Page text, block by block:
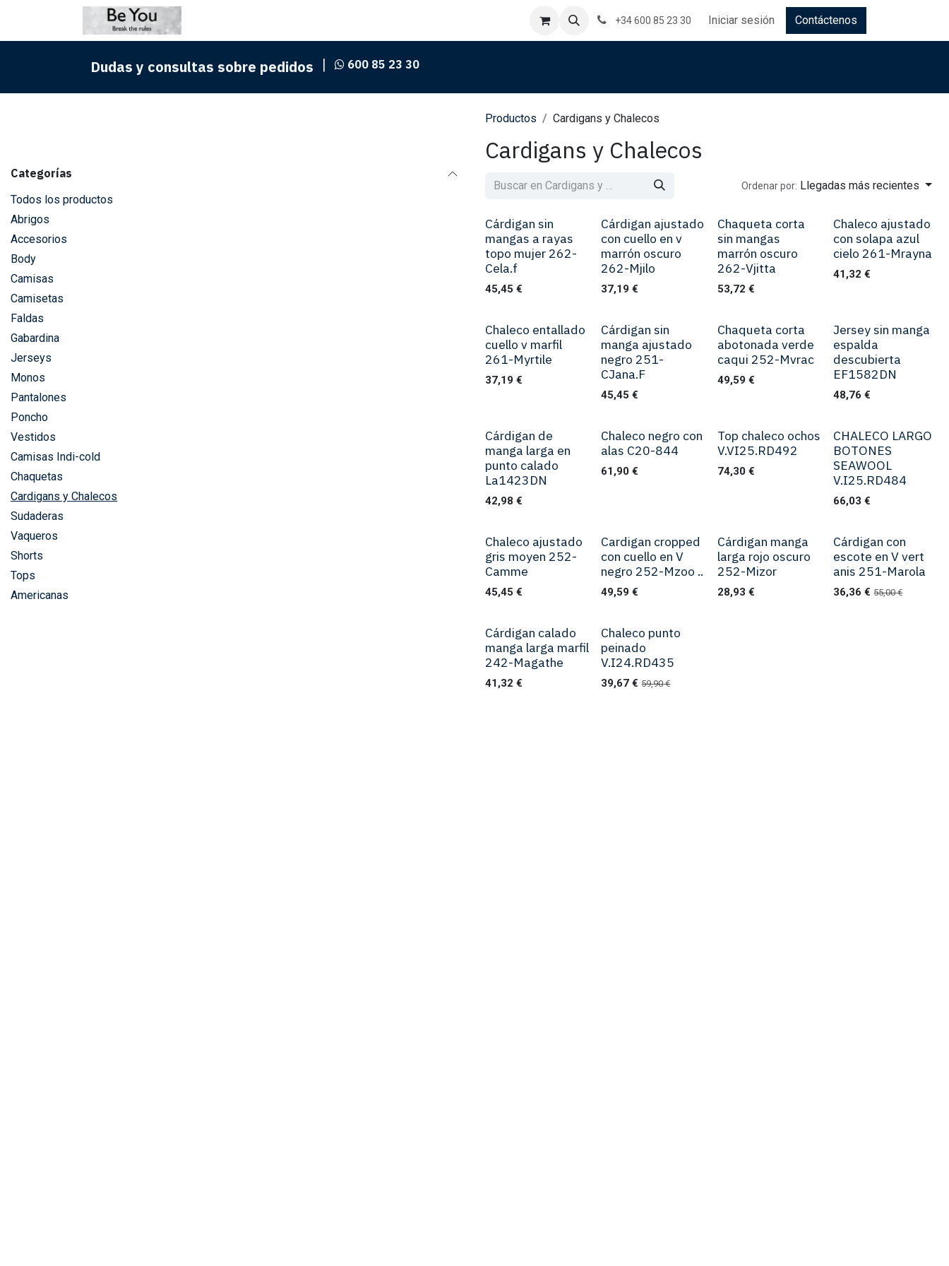
+34 600 85 23 30 Iniciar sesión Contáctenos
Dudas y consultas sobre pedidos | 600 85 23 30
Categorías
Todos los productos
Abrigos
Accesorios
Body
Camisas
Camisetas
Faldas
Gabardina
Jerseys
Monos
Pantalones
Poncho
Vestidos
Camisas Indi-cold
Chaquetas
Cardigans y Chalecos
Sudaderas
Vaqueros
Shorts
Tops
Americanas
Productos Cardigans y Chalecos
Cardigans y Chalecos
Ordenar por: Llegadas más recientes
Cárdigan sin
mangas a rayas
topo mujer 262-
Cela.f
45,45 €
Cárdigan ajustado
con cuello en v
marrón oscuro
262-Mjilo
37,19 €
Chaqueta corta
sin mangas
marrón oscuro
262-Vjitta
53,72 €
Chaleco ajustado
con solapa azul
cielo 261-Mrayna
41,32 €
Chaleco entallado
cuello v marfil
261-Myrtile
37,19 €
Cárdigan sin
manga ajustado
negro 251-
CJana.F
45,45 €
Chaqueta corta
abotonada verde
caqui 252-Mvrac
49,59 €
Jersey sin manga
espalda
descubierta
EF1582DN
48,76 €
Cárdigan de
manga larga en
punto calado
La1423DN
42,98 €
Chaleco negro con
alas C20-844
61,90 €
Top chaleco ochos
V.VI25.RD492
74,30€
CHALECO LARGO
BOTONES
SEAWOOL
V.I25.RD484
66,03 €
Chaleco ajustado
gris moyen 252-
Camme
45,45 €
Cardigan cropped
con cuello en V
negro 252-Mzoo ..
49,59 €
Cárdigan manga
larga rojo oscuro
252-Mizor
28,93 €
Cárdigan con
escote en V vert
anis 251-Marola
36,36 € 55,00€
Cárdigan calado
manga larga marfil
242-Magathe
41,32 €
Chaleco punto
peinado
V.I24.RD435
39,67 € 59,90€